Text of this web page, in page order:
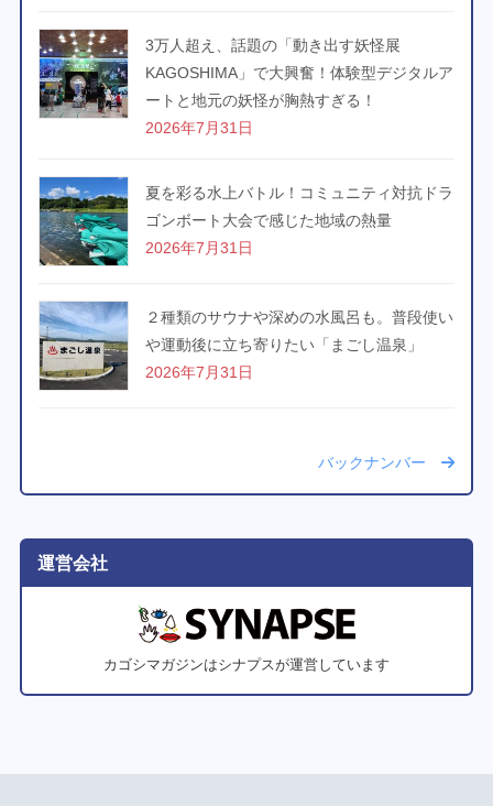
3万人超え、話題の「動き出す妖怪展
KAGOSHIMA」で大興奮！体験型デジタルア
ートと地元の妖怪が胸熱すぎる！
2026年7月31日
夏を彩る水上バトル！コミュニティ対抗ドラ
ゴンボート大会で感じた地域の熱量
2026年7月31日
２種類のサウナや深めの水風呂も。普段使い
や運動後に立ち寄りたい「まごし温泉」
2026年7月31日
バックナンバー
運営会社
カゴシマガジンはシナプスが運営しています